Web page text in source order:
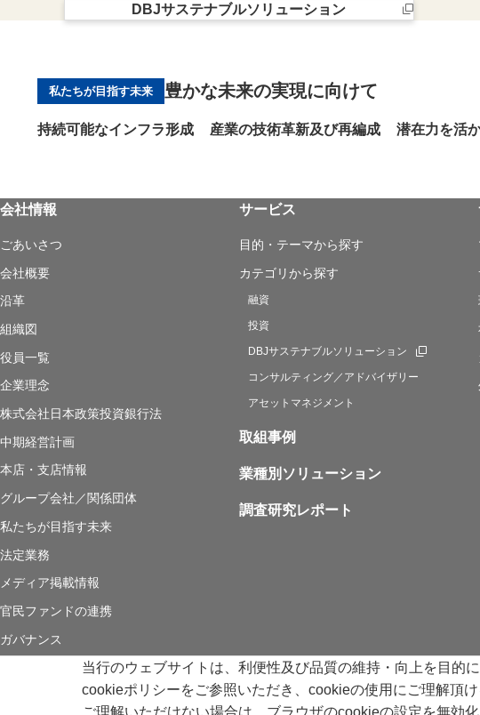
当行のウェブサイトは、利便性及び品質の維持・向上を目的
cookieポリシーをご参照いただき、cookieの使用にご理解頂
ご理解いただけない場合は、ブラウザのcookieの設定を無効化
DBJサステナブルソリューション
新規ウィンドウを開きます
私たちが目指す未来 豊かな未来の実現に向けて
持続可能なインフラ形成 産業の技術革新及び再編成 潜在力を活
会社情報
ごあいさつ
会社概要
沿革
組織図
役員一覧
企業理念
株式会社日本政策投資銀行法
中期経営計画
本店・支店情報
グループ会社／関係団体
私たちが目指す未来
法定業務
メディア掲載情報
官民ファンドの連携
ガバナンス
動画ライブラリー
サービス
目的・テーマから探す
カテゴリから探す
融資
投資
DBJサステナブルソリューション新規ウィンドウ
コンサルティング／アドバイザリー
アセットマネジメント
取組事例
業種別ソリューション
調査研究レポート
株式会社日本政策投資銀行 登録金融機関 関東財務局長（登金）第640号 加入協